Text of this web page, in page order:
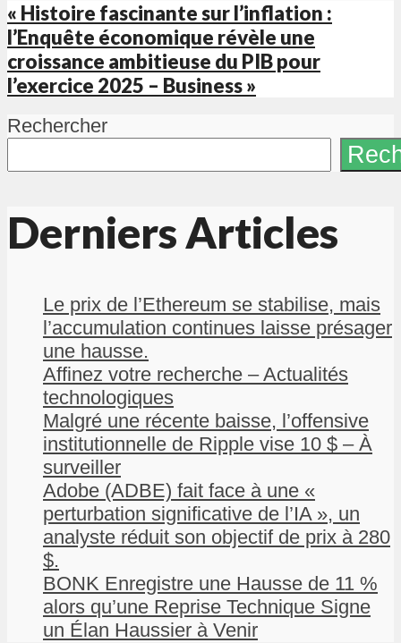
« Histoire fascinante sur l’inflation :
l’Enquête économique révèle une
croissance ambitieuse du PIB pour
l’exercice 2025 – Business »
Rechercher
Derniers Articles
Le prix de l’Ethereum se stabilise, mais
l’accumulation continues laisse présager
une hausse.
Affinez votre recherche – Actualités
technologiques
Malgré une récente baisse, l’offensive
institutionnelle de Ripple vise 10 $ – À
surveiller
Adobe (ADBE) fait face à une «
perturbation significative de l’IA », un
analyste réduit son objectif de prix à 280
$.
BONK Enregistre une Hausse de 11 %
alors qu’une Reprise Technique Signe
un Élan Haussier à Venir